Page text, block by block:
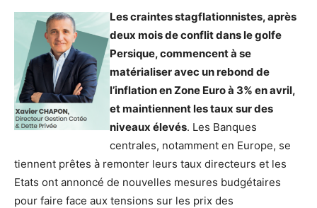
Les craintes stagflationnistes, après
deux mois de conflit dans le golfe
Persique, commencent à se
matérialiser avec un rebond de
l’inflation en Zone Euro à 3% en avril,
et maintiennent les taux sur des
niveaux élevés. Les Banques
centrales, notamment en Europe, se
tiennent prêtes à remonter leurs taux directeurs et les
Etats ont annoncé de nouvelles mesures budgétaires
pour faire face aux tensions sur les prix des